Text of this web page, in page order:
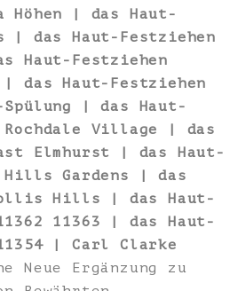
Höhen | das Haut-
| das Haut-Festziehen
Haut-Festziehen
| das Haut-Festziehen
Spülung | das Haut-
Rochdale Village | das
Elmhurst | das Haut-
Hills Gardens | das
Hills | das Haut-
11363 | das Haut-
| Carl Clarke
Neue Ergänzung zu